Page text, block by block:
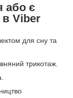
або є
в Viber
для сну та
трикотаж.